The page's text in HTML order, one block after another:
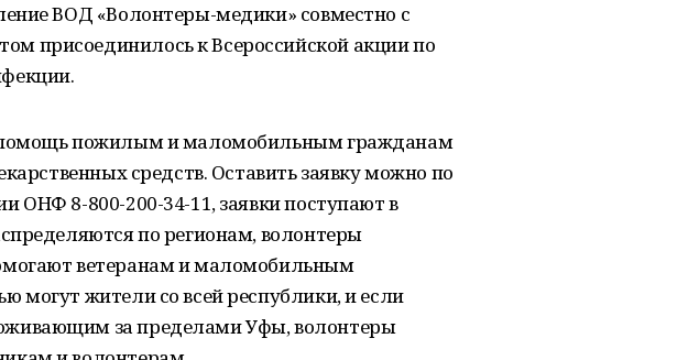
ВОД «Волонтеры-медики» совместно с
присоединилось к Всероссийской акции по
помощь пожилым и маломобильным гражданам
средств. Оставить заявку можно по
ОНФ 8-800-200-34-11, заявки поступают в
по регионам, волонтеры
ветеранам и маломобильным
могут жители со всей республики, и если
за пределами Уфы, волонтеры